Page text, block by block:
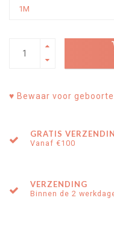
♥ Bewaar voor
GRATIS
Vanaf €100
VERZENDING
Binnen de 2